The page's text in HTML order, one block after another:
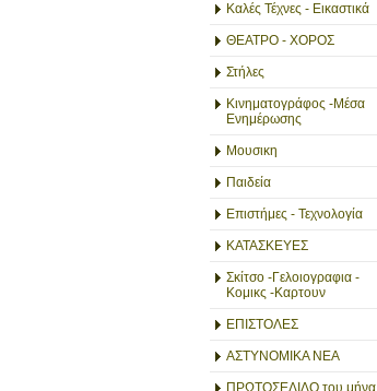
Καλές Τέχνες - Εικαστικά
ΘΕΑΤΡΟ - ΧΟΡΟΣ
Στήλες
Κινηματογράφος -Μέσα
Ενημέρωσης
Μουσικη
Παιδεία
Επιστήμες - Τεχνολογία
ΚΑΤΑΣΚΕΥΕΣ
Σκίτσο -Γελοιογραφια -
Κομικς -Καρτουν
ΕΠΙΣΤΟΛΕΣ
ΑΣΤΥΝΟΜΙΚΑ ΝΕΑ
ΠΡΩΤΟΣΕΛΙΔΟ του μήνα